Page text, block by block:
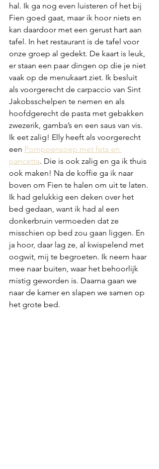
hal. Ik ga nog even luisteren of het bij
Fien goed gaat, maar ik hoor niets en
kan daardoor met een gerust hart aan
tafel. In het restaurant is de tafel voor
onze groep al gedekt. De kaart is leuk,
er staan een paar dingen op die je niet
vaak op de menukaart ziet. Ik besluit
als voorgerecht de carpaccio van Sint
Jakobsschelpen te nemen en als
hoofdgerecht de pasta met gebakken
zwezerik, gamba’s en een saus van vis.
Ik eet zalig! Elly heeft als voorgerecht
een Pompoensoep met feta en
pancetta. Die is ook zalig en ga ik thuis
ook maken! Na de koffie ga ik naar
boven om Fien te halen om uit te laten.
Ik had gelukkig een deken over het
bed gedaan, want ik had al een
donkerbruin vermoeden dat ze
misschien op bed zou gaan liggen. En
ja hoor, daar lag ze, al kwispelend met
oogwit, mij te begroeten. Ik neem haar
mee naar buiten, waar het behoorlijk
mistig geworden is. Daarna gaan we
naar de kamer en slapen we samen op
het grote bed.